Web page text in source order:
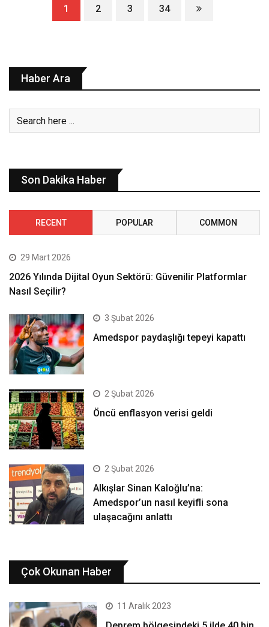
1 2 3 34
Haber Ara
Son Dakika Haber
RECENT POPULAR COMMON
29 Mart 2026
2026 Yılında Dijital Oyun Sektörü: Güvenilir Platformlar
Nasıl Seçilir?
3 Şubat 2026
Amedspor paydaşlığı tepeyi kapattı
2 Şubat 2026
Öncü enflasyon verisi geldi
2 Şubat 2026
Alkışlar Sinan Kaloğlu’na:
Amedspor’un nasıl keyifli sona
ulaşacağını anlattı
Çok Okunan Haber
11 Aralık 2023